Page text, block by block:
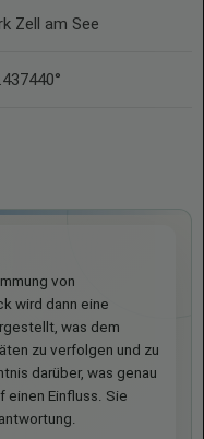
Zell am See
von
wird dann eine
was dem
zu verfolgen und zu
darüber, was genau
einen Einfluss. Sie